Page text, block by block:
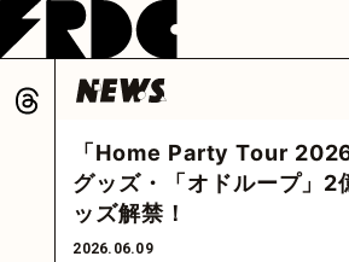
VIDEO
GOODS
HOME
「Home Party Tour
グッズ・「オドループ」2
ッズ解禁！
2026.06.09